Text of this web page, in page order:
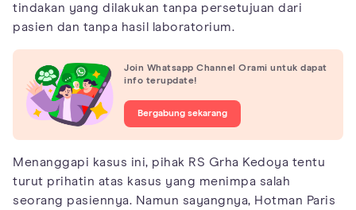
tindakan yang dilakukan tanpa persetujuan dari
pasien dan tanpa hasil laboratorium.
Join Whatsapp Channel Orami untuk dapat
info terupdate!
Bergabung sekarang
Menanggapi kasus ini, pihak RS Grha Kedoya tentu
turut prihatin atas kasus yang menimpa salah
seorang pasiennya. Namun sayangnya, Hotman Paris